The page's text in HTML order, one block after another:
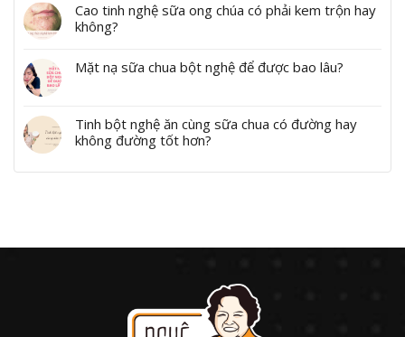
Cao tinh nghệ sữa ong chúa có phải kem trộn hay
không?
Mặt nạ sữa chua bột nghệ để được bao lâu?
Tinh bột nghệ ăn cùng sữa chua có đường hay
không đường tốt hơn?